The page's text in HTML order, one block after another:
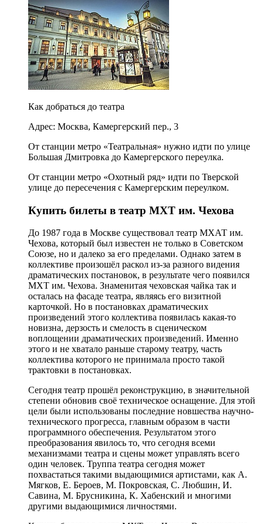
Как добраться до театра
Адрес: Москва, Камергерский пер., 3
От станции метро «Театральная» нужно идти по улице
Большая Дмитровка до Камергерского переулка.
От станции метро «Охотный ряд» идти по Тверской
улице до пересечения с Камергерским переулком.
Купить билеты в театр МХТ им. Чехова
До 1987 года в Москве существовал театр МХАТ им.
Чехова, который был известен не только в Советском
Союзе, но и далеко за его пределами. Однако затем в
коллективе произошёл раскол из-за разного видения
драматических постановок, в результате чего появился
МХТ им. Чехова. Знаменитая чеховская чайка так и
осталась на фасаде театра, являясь его визитной
карточкой. Но в постановках драматических
произведений этого коллектива появилась какая-то
новизна, дерзость и смелость в сценическом
воплощении драматических произведений. Именно
этого и не хватало раньше старому театру, часть
коллектива которого не принимала просто такой
трактовки в постановках.
Сегодня театр прошёл реконструкцию, в значительной
степени обновив своё техническое оснащение. Для этой
цели были использованы последние новшества научно-
технического прогресса, главным образом в части
программного обеспечения. Результатом этого
преобразования явилось то, что сегодня всеми
механизмами театра и сцены может управлять всего
один человек. Труппа театра сегодня может
похвастаться такими выдающимися артистами, как А.
Мягков, Е. Бероев, М. Покровская, С. Любшин, И.
Савина, М. Брусникина, К. Хабенский и многими
другими выдающимися личностями.